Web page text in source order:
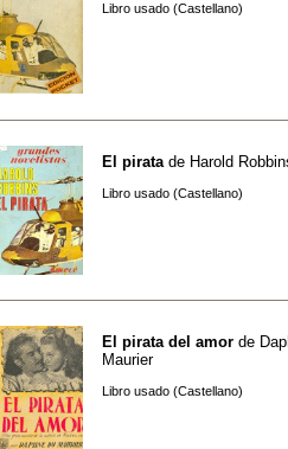
Libro usado (Castellano)
El pirata de Harold
Libro usado (Castellano)
El pirata del amor de
Maurier
Libro usado (Castellano)